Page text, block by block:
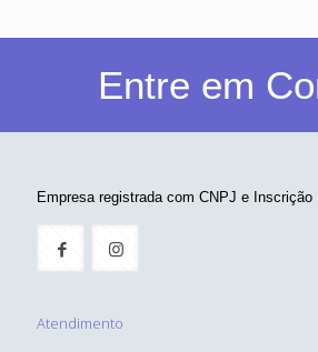
Entre em
Empresa registrada com CNPJ e Inscrição
Atendimento